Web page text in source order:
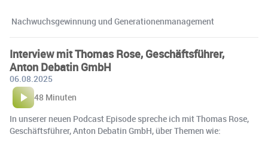
️ Nachwuchsgewinnung und Generationenmanagement
Interview mit Thomas Rose, Geschäftsführer,
Anton Debatin GmbH
06.08.2025
48 Minuten
In unserer neuen Podcast Episode spreche ich mit Thomas Rose,
Geschäftsführer, Anton Debatin GmbH, über Themen wie: